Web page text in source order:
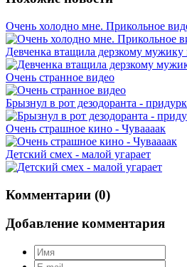
Очень холодно мне. Прикольное
Девченка втащила дерзкому мужику
Очень странное видео
Брызнул в рот дезодоранта -
Очень страшное кино - Чуваааак
Детский смех - малой угарает
Комментарии (0)
Добавление комментария